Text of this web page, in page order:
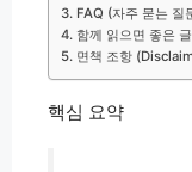
3. FAQ (자주 묻는 질
4. 함께 읽으면 좋은 글
5. 면책 조항
핵심 요약